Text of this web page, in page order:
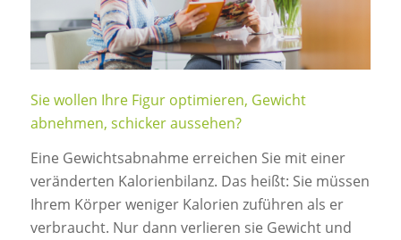
Sie wollen Ihre Figur optimieren, Gewicht
abnehmen, schicker aussehen?
Eine Gewichtsabnahme erreichen Sie mit einer
veränderten Kalorienbilanz. Das heißt: Sie müssen
Ihrem Körper weniger Kalorien zuführen als er
verbraucht. Nur dann verlieren sie Gewicht und